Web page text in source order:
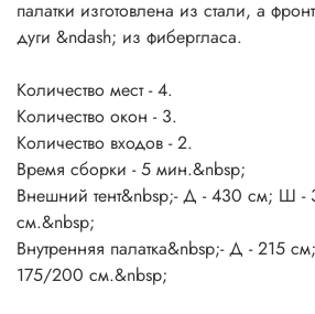
Время сборки
5 МИН
Кол-во мест&nbsp;4
Кол-во спальных
комнат&nbsp;
1
Конструкция
каркаса&nbsp;
Классический
Тип
каркаса&nbsp;
Конструкция
&nbsp;
Кол-во
палатки изготовлена из стали, а
дуги &ndash; из фибергласа.
Количество мест - 4.
Количество окон - 3.
Количество входов - 2.
Время сборки - 5 мин.&nbsp;
Внешний тент&nbsp;- Д - 430 см; Ш -
см.&nbsp;
Внутренняя палатка&nbsp;- Д - 215
175/200 см.&nbsp;